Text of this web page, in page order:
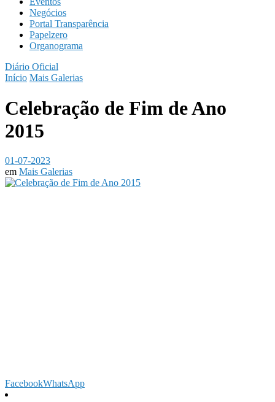
Negócios
Portal Transparência
Papelzero
Organograma
Diário Oficial
Início Mais Galerias
Celebração de Fim de Ano
2015
01-07-2023
em Mais Galerias
FacebookWhatsApp